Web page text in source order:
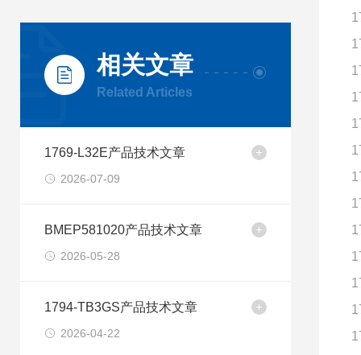
相关文章
Related Articles
1769-L32E产品技术文章
2026-07-09
BMEP581020产品技术文章
2026-05-28
1794-TB3GS产品技术文章
2026-04-22